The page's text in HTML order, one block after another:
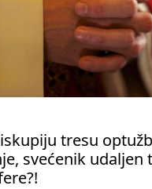
tresu
svećenik udaljen